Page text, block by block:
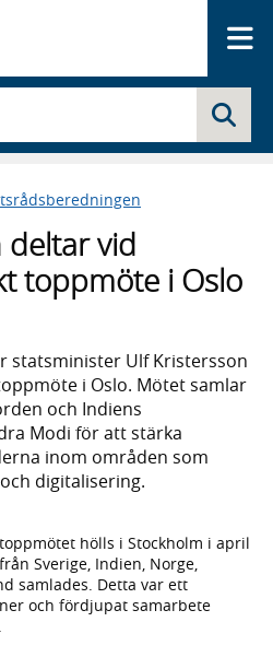
deltar vid
toppmöte i Oslo
statsminister Ulf Kristersson
i Oslo. Mötet samlar
och Indiens
Modi för att stärka
inom områden som
digitalisering.
hölls i Stockholm i april
Sverige, Indien, Norge,
samlades. Detta var ett
och fördjupat samarbete